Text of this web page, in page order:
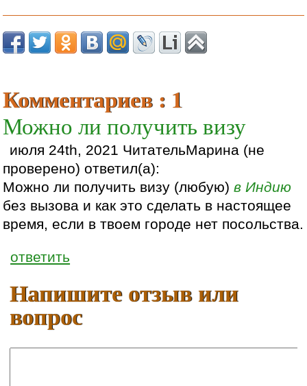
Комментариев : 1
Можно ли получить визу
июля 24th, 2021 ЧитательМарина (не
проверено) ответил(а):
Можно ли получить визу (любую)в Индию
без вызова и как это сделать в настоящее
время, если в твоем городе нет посольства.
ответить
Напишите отзыв или
вопрос